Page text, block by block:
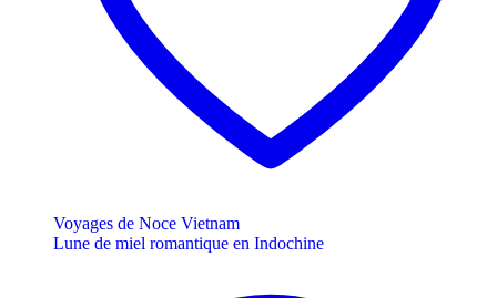
Voyages de Noce Vietnam
Lune de miel romantique en Indochine